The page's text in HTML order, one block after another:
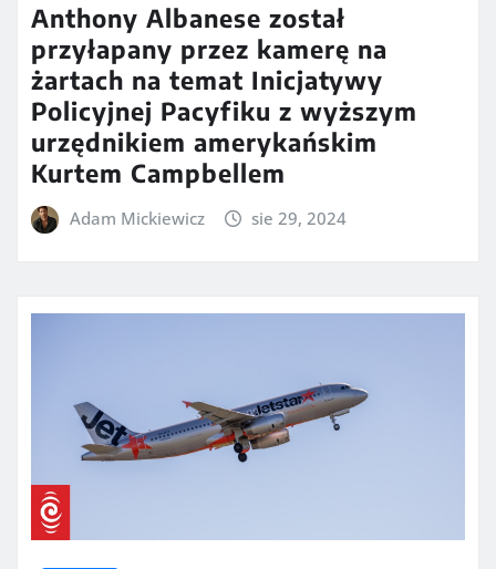
Anthony Albanese został
przyłapany przez kamerę na
żartach na temat Inicjatywy
Policyjnej Pacyfiku z wyższym
urzędnikiem amerykańskim
Kurtem Campbellem
Adam Mickiewicz sie 29, 2024